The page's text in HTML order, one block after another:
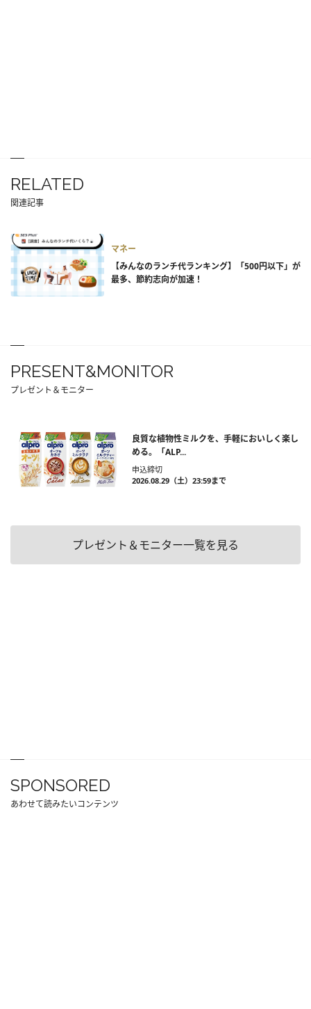
RELATED
関連記事
マネー
【みんなのランチ代ランキング】「500円以下」が
最多、節約志向が加速！
PRESENT&MONITOR
プレゼント＆モニター
良質な植物性ミルクを、手軽においしく楽し
める。「ALP...
申込締切
2026.08.29（土）23:59まで
プレゼント＆モニター一覧を見る
SPONSORED
あわせて読みたいコンテンツ